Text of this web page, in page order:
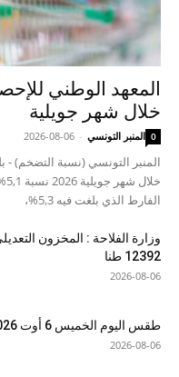
المعهد الوطني
خلال شهر جويلية
المنبر التونسي -
2026-08-06 0
المنبر التونسي (نسبة التضخم) -
الفارط الذي بلغت فيه 5,3%،
وزارة الفلاحة : المخزون
12392 طنا
2026-08-06
طقس اليوم الخميس 6 أوت 2026
2026-08-06